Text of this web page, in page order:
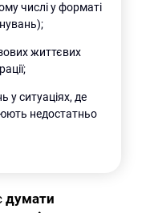
числі у форматі
життєвих
у ситуаціях, де
недостатньо
думати